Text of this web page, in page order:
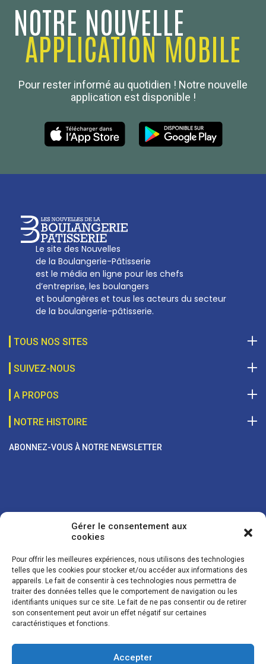
Gérer le consentement aux
cookies
Pour offrir les meilleures expériences, nous utilisons des technologies
telles que les cookies pour stocker et/ou accéder aux informations des
appareils. Le fait de consentir à ces technologies nous permettra de
traiter des données telles que le comportement de navigation ou les
identifiants uniques sur ce site. Le fait de ne pas consentir ou de retirer
son consentement peut avoir un effet négatif sur certaines
caractéristiques et fonctions.
Accepter
NOTRE NOUVELLE
APPLICATION MOBILE
Pour rester informé au quotidien ! Notre nouvelle
application est disponible !
Le site des Nouvelles
de la Boulangerie-Pâtisserie
est le média en ligne pour les chefs
d’entreprise, les boulangers
et boulangères et tous les acteurs du secteur
de la boulangerie-pâtisserie.
TOUS NOS SITES
Boulanger de France
SUIVEZ-NOUS
A PROPOS
Les Nouvelles de la Boulangerie-Pâtisserie Française
27, av d’Eylau - 75782 Paris Cédex 16
01 53 70 16 25
NOTRE HISTOIRE
ABONNEZ-VOUS À NOTRE NEWSLETTER
Vos coordonnées sont uniquement utilisées pour vous envoyer des
lettres d'information sur nos activités. Vous pouvez à tout moment
utiliser le lien de désinscription figurant dans la lettre d'information.
© LES NOUVELLES DE LA BOULANGERIE - Tous droits réservés - Réalisation :